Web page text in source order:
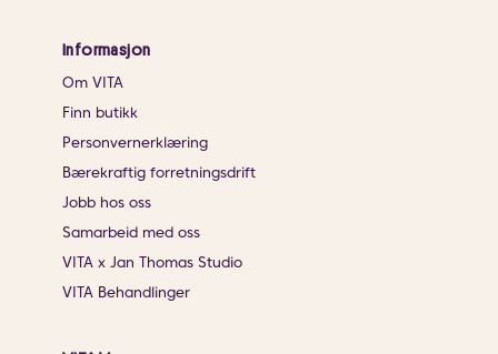
Informasjon
Om VITA
Finn butikk
Personvernerklæring
Bærekraftig forretningsdrift
Jobb hos oss
Samarbeid med oss
VITA x Jan Thomas Studio
VITA Behandlinger